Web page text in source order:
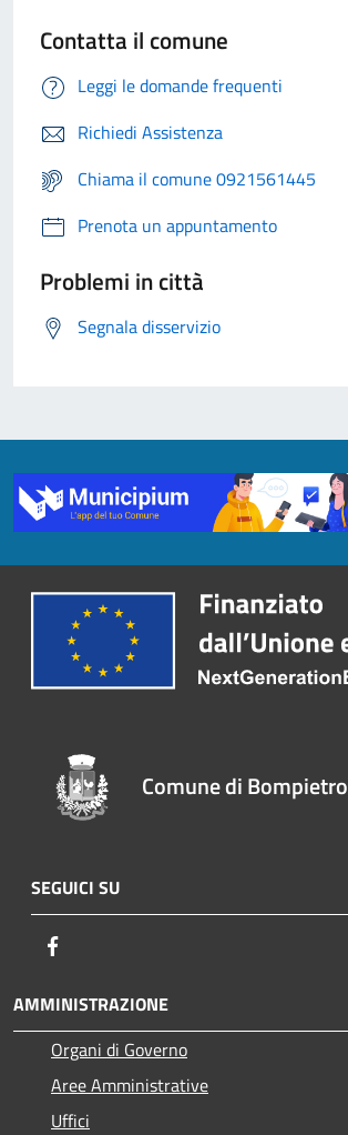
Contatta il comune
Leggi le domande frequenti
Richiedi Assistenza
Chiama il comune 0921561445
Prenota un appuntamento
Problemi in città
Segnala disservizio
Comune di Bompietro
SEGUICI SU
AMMINISTRAZIONE
Organi di Governo
Aree Amministrative
Uffici